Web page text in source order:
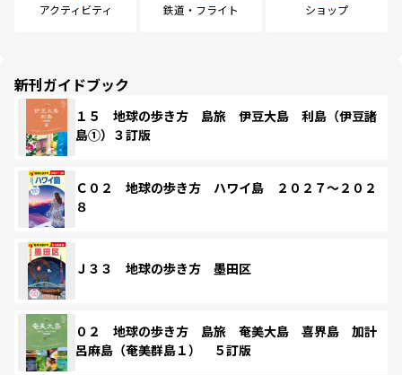
アクティビティ 鉄道・フライト ショップ
新刊ガイドブック
１５ 地球の歩き方 島旅 伊豆大島 利島（伊豆諸
島①）３訂版
Ｃ０２ 地球の歩き方 ハワイ島 ２０２７～２０２
８
Ｊ３３ 地球の歩き方 墨田区
０２ 地球の歩き方 島旅 奄美大島 喜界島 加計
呂麻島（奄美群島１） ５訂版